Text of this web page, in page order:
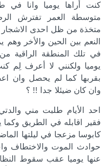
الموضوع
كنت أراها يوميا وانا
متوسطة العمر تفترش
متخذة من ظل احدى الاشجار
النعم بين الحين والأخر وهم
في تلك المنطقة الراقية
يوميا ولكنني لا أعرف لِم
بقربها كما لم يحصل وان
وان كان ضيئلا جدا !! ؟
احد الأيام طلبت مني
فقير اقابله في الطريق
كابوسا مزعجا في ليلتها
حوادث الموت والاختطاف
عنها يوميا عقب سقوط